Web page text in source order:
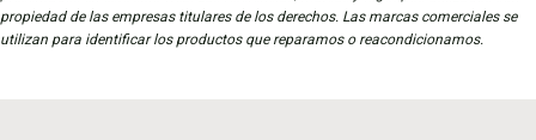
propiedad de las empresas titulares de los derechos. Las marcas comerciales se
utilizan para identificar los productos que reparamos o reacondicionamos.